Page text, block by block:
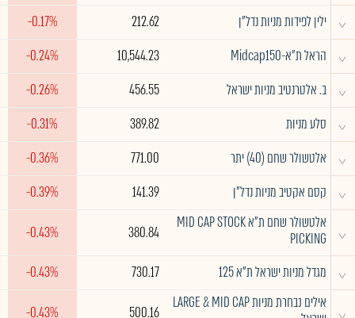
^ ילין לפידות מניות נדל"ן 212.62
-0.17%
^ הראל ת"א-Midcap150 10,544.23
-0.24%
^ ב. אלטרנטיב מניות ישראל 456.55
-0.26%
^ סלע מניות 389.82
-0.31%
^ אלטשולר שחם (40) יתר 771.00
-0.36%
^ קסם אקטיב מניות נדל"ן 141.39
-0.39%
^
אלטשולר שחם ת"א MID CAP STOCK
PICKING
380.84
-0.43%
^ מגדל מניות ישראל ת"א 125 730.17
-0.43%
^
אילים נבחרת מניות LARGE & MID CAP
500.16
-0.43%